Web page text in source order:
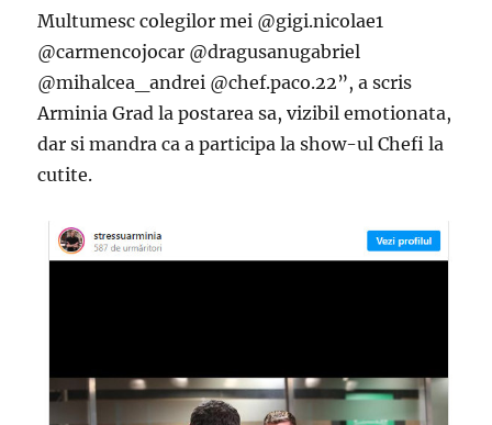
Multumesc colegilor mei @gigi.nicolae1
@carmencojocar @dragusanugabriel
@mihalcea_andrei @chef.paco.22”, a scris
Arminia Grad la postarea sa, vizibil emotionata,
dar si mandra ca a participa la show-ul Chefi la
cutite.